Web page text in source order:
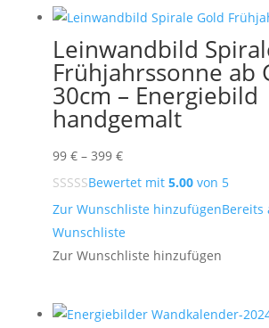
Leinwandbild
Frühjahrssonne ab
30cm – Energiebild
handgemalt
99 € – 399 €Preisspanne:
99 €
bis
Bewertet mit 5.00von 5
Zur Wunschliste hinzufügenBereits
Wunschliste
Zur Wunschliste hinzufügen